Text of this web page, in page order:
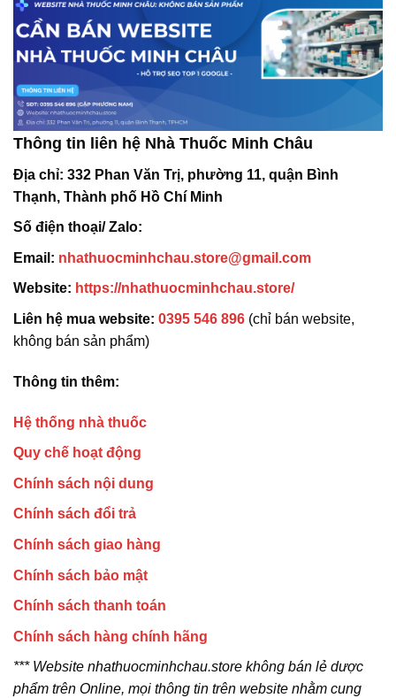
Thông tin liên hệ Nhà Thuốc Minh Châu
Địa chỉ: 332 Phan Văn Trị, phường 11, quận Bình
Thạnh, Thành phố Hồ Chí Minh
Số điện thoại/ Zalo:
Email: nhathuocminhchau.store@gmail.com
Website: https://nhathuocminhchau.store/
Liên hệ mua website: 0395 546 896 (chỉ bán website,
không bán sản phẩm)
Thông tin thêm:
Hệ thống nhà thuốc
Quy chế hoạt động
Chính sách nội dung
Chính sách đổi trả
Chính sách giao hàng
Chính sách bảo mật
Chính sách thanh toán
Chính sách hàng chính hãng
*** Website nhathuocminhchau.store không bán lẻ dược
phẩm trên Online, mọi thông tin trên website nhằm cung